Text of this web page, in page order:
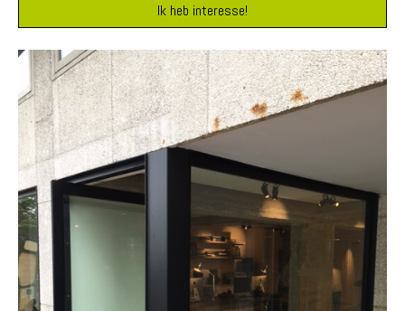
Ik heb interesse!